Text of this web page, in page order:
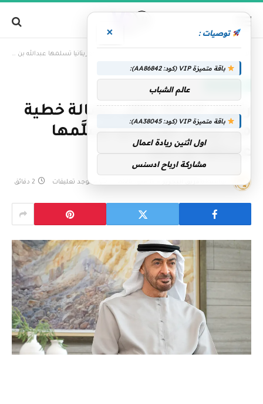
رئيس الدولة يتلقى رسالة خطية من رئيس موريتانيا تسلَّمها عبدالله بن زايد
رئيس الدولة يتلقى رسالة خطية
من رئيس موريتانيا تسلَّمها
عبدالله بن زايد
لا توجد تعليقات 2 دقائق
توصيات : ×
باقة متميزة VIP (كود: AA86842):
عالم الشباب
باقة متميزة VIP (كود: AA38045):
اول اثنين ريادة اعمال
مشاركة ارباح ادسنس